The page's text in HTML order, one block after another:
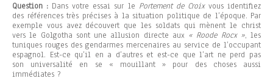
Question : Dans votre essai sur le Portement de Croixvous identifiez
des références très précises à la situation politique de l’époque. Par
exemple vous avez découvert que les soldats qui mènent le christ
vers le Golgotha sont une allusion directe aux « Roode Rocx », les
tuniques rouges des gendarmes mercenaires au service de l’occupant
espagnol. Est-ce qu’il en a d’autres et est-ce que l’art ne perd pas
son universalité en se « mouillant » pour des choses aussi
immédiates ?